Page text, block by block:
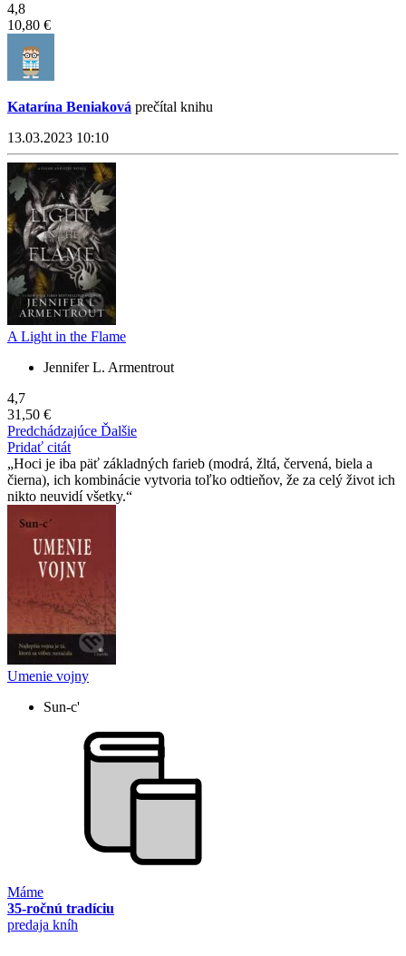
4,8
10,80 €
Katarína Beniaková prečítal knihu
13.03.2023 10:10
A Light in the Flame
Jennifer L. Armentrout
4,7
31,50 €
Predchádzajúce Ďalšie
Pridať citát
Hoci je iba päť základných farieb (modrá, žltá, červená, biela a
čierna), ich kombinácie vytvoria toľko odtieňov, že za celý život ich
nikto neuvidí všetky.
Umenie vojny
Sun-c'
Máme
35-ročnú tradíciu
predaja kníh